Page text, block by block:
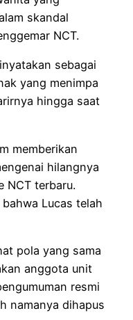
skandal
NCT.
sebagai
yang menimpa
hingga saat
memberikan
hilangnya
NCT terbaru.
Lucas telah
pola yang sama
anggota unit
resmi
namanya dihapus